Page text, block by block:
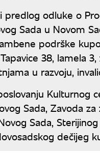
predlog odluke o
Sada u Novom
podrške
38, lamela
u razvoju,
Kulturnog
Sada, Zavoda
Sada,
dečijeg